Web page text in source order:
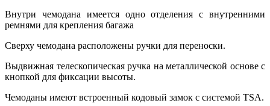
Внутри чемодана имеется одно отделения с внутренними
ремнями для крепления багажа
Сверху чемодана расположены ручки для переноски.
Выдвижная телескопическая ручка на металлической основе с
кнопкой для фиксации высоты.
Чемоданы имеют встроенный кодовый замок с системой TSA.